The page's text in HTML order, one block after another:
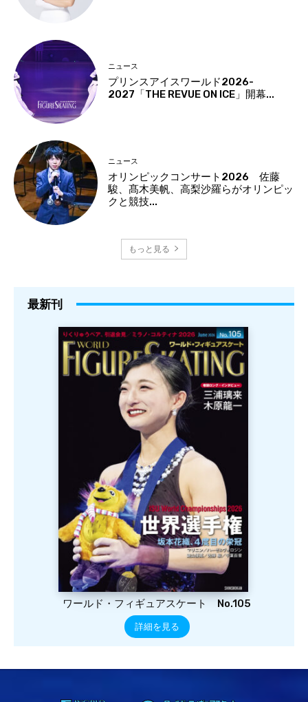
ニュース
プリンスアイスワールド2026-
2027「THE REVUE ON ICE」開幕...
ニュース
オリンピックコンサート2026 佐藤
駿、髙木美帆、高梨沙羅らがオリンピッ
クと競技...
もっと見る
最新刊
ワールド・フィギュアスケート No.105
詳細を見る